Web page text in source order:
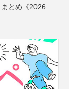
とめ《2026